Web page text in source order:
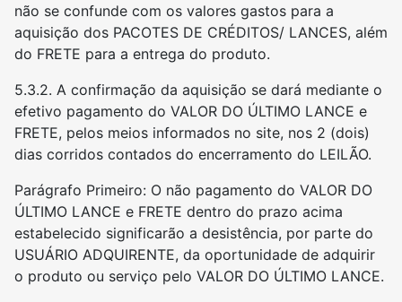
não se confunde com os valores gastos para a
aquisição dos PACOTES DE CRÉDITOS/ LANCES, além
do FRETE para a entrega do produto.
5.3.2. A confirmação da aquisição se dará mediante o
efetivo pagamento do VALOR DO ÚLTIMO LANCE e
FRETE, pelos meios informados no site, nos 2 (dois)
dias corridos contados do encerramento do LEILÃO.
Parágrafo Primeiro: O não pagamento do VALOR DO
ÚLTIMO LANCE e FRETE dentro do prazo acima
estabelecido significarão a desistência, por parte do
USUÁRIO ADQUIRENTE, da oportunidade de adquirir
o produto ou serviço pelo VALOR DO ÚLTIMO LANCE.